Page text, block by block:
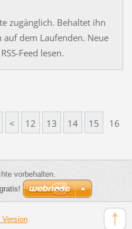
zugänglich. Behaltet ihn
auf dem Laufenden. Neue
Feed lesen.
< 12 13 14 15 16
vorbehalten.
Version